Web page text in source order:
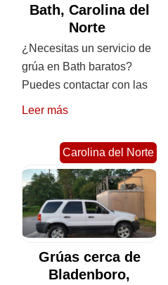
Bath, Carolina del
Norte
¿Necesitas un servicio de
grúa en Bath baratos?
Puedes contactar con las
Leer más
Carolina del Norte
Grúas cerca de
Bladenboro,